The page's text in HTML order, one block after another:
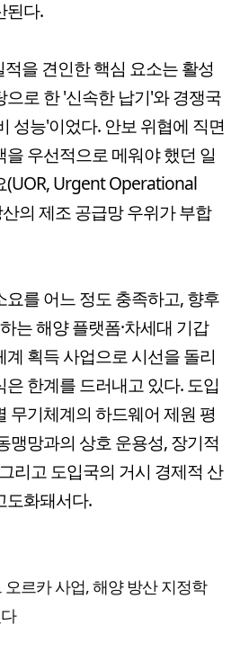
된다.
을 견인한 핵심 요소는 활성
로 한 '신속한 납기'와 경쟁국
성능'이었다. 안보 위협에 직면
우선적으로 메워야 했던 일
(UOR, Urgent Operational
의 제조 공급망 우위가 부합
를 어느 정도 충족하고, 향후
는 해양 플랫폼·차세대 기갑
획득 사업으로 시선을 돌리
한계를 드러내고 있다. 도입
무기체계의 하드웨어 제원 평
맹망과의 상호 운용성, 장기적
리고 도입국의 거시 경제적 산
도화돼서다.
오르카 사업, 해양 방산 지정학